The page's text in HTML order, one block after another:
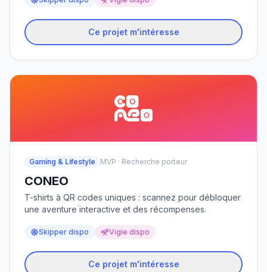
Ce projet m'intéresse
Gaming & Lifestyle MVP · Recherche porteur
CONEO
T-shirts à QR codes uniques : scannez pour débloquer
une aventure interactive et des récompenses.
Skipper dispo Vigie dispo
Ce projet m'intéresse